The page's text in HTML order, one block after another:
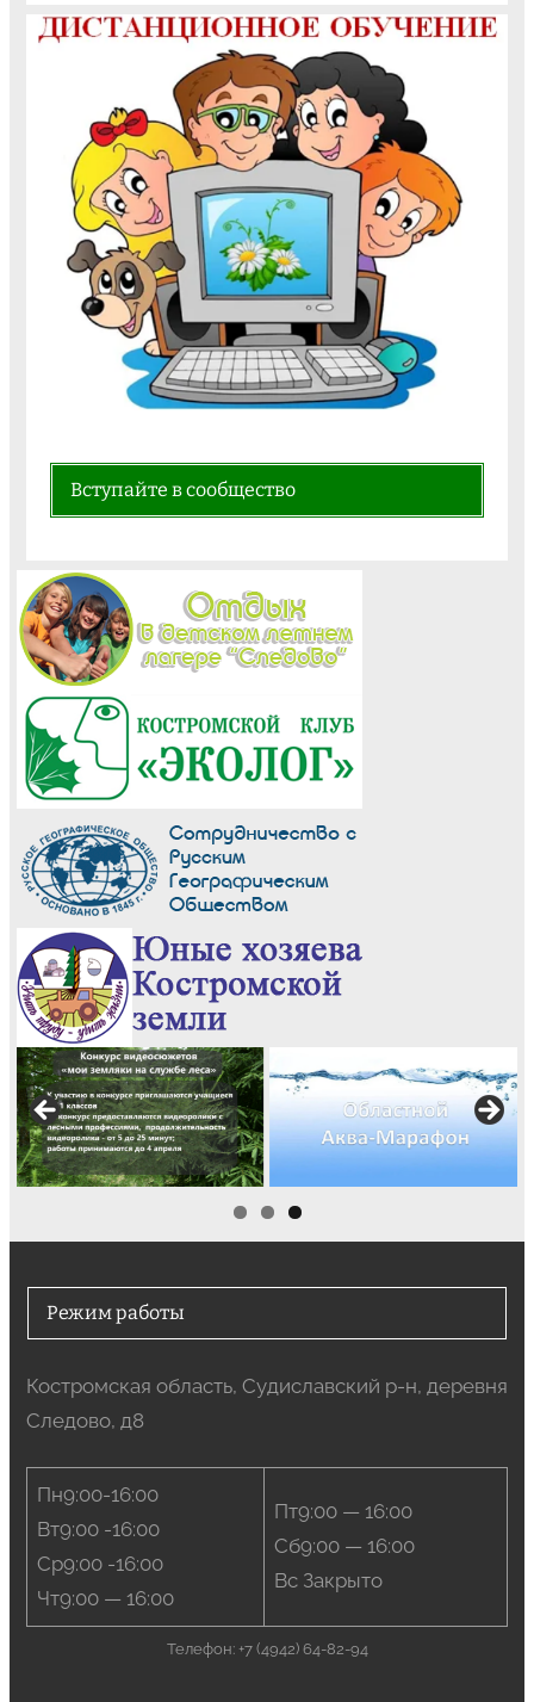
Вступайте в сообщество
Режим работы
Костромская область, Судиславский р-н, деревня
Следово, д8
Пн9:00-16:00
Вт9:00 -16:00
Ср9:00 -16:00
Чт9:00 — 16:00
Пт9:00 — 16:00
Сб9:00 — 16:00
Вс Закрыто
Телефон: +7 (4942) 64-82-94